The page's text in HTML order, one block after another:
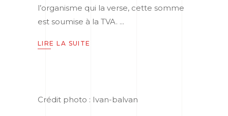
l’organisme qui la verse, cette somme
est soumise à la TVA.
LIRE LA SUITE
Crédit photo : Ivan-balvan